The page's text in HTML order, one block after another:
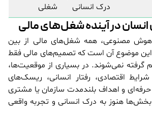
درک انسانی
شغلی
در آینده شغل‌های مالی
مصنوعی، همه شغل‌های مالی از بین
موضوع آن است که تصمیم‌های مالی فقط
گرفته نمی‌شوند. در بسیاری از موقعیت‌ها،
اقتصادی، رفتار انسانی، ریسک‌های
حرفه‌ای و اهداف بلندمدت سازمان یا مشتری
بخش‌ها هنوز به درک انسانی و تجربه واقعی